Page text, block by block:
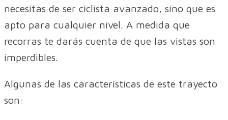
necesitas de ser ciclista avanzado, sino que es
apto para cualquier nivel. A medida que
recorras te darás cuenta de que las vistas son
imperdibles.
Algunas de las características de este trayecto
son: